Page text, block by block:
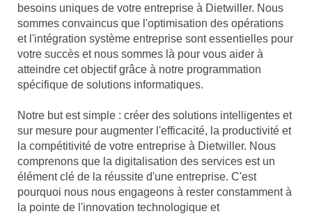
besoins uniques de votre entreprise à Dietwiller. Nous
sommes convaincus que l'optimisation des opérations
et l'intégration système entreprise sont essentielles pour
votre succès et nous sommes là pour vous aider à
atteindre cet objectif grâce à notre programmation
spécifique de solutions informatiques.
Notre but est simple : créer des solutions intelligentes et
sur mesure pour augmenter l'efficacité, la productivité et
la compétitivité de votre entreprise à Dietwiller. Nous
comprenons que la digitalisation des services est un
élément clé de la réussite d'une entreprise. C'est
pourquoi nous nous engageons à rester constamment à
la pointe de l'innovation technologique et